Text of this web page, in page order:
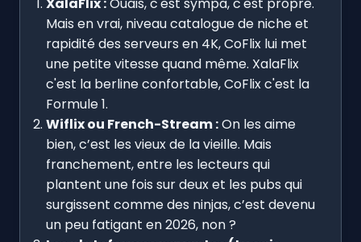
Mais en vrai, niveau catalogue de niche et
rapidité des serveurs en 4K, CoFlix lui met
une petite vitesse quand même. XalaFlix
c'est la berline confortable, CoFlix c'est la
Formule 1.
Wiflix ou French-Stream :On les aime
bien, c’est les vieux de la vieille. Mais
franchement, entre les lecteurs qui
plantent une fois sur deux et les pubs qui
surgissent comme des ninjas, c’est devenu
un peu fatigant en 2026, non ?